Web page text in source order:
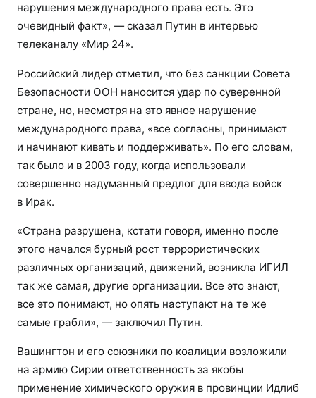
нарушения международного права есть. Это
очевидный факт», — сказал Путин в интервью
телеканалу «Мир 24».
Российский лидер отметил, что без санкции Совета
Безопасности ООН наносится удар по суверенной
стране, но, несмотря на это явное нарушение
международного права, «все согласны, принимают
и начинают кивать и поддерживать». По его словам,
так было и в 2003 году, когда использовали
совершенно надуманный предлог для ввода войск
в Ирак.
«Страна разрушена, кстати говоря, именно после
этого начался бурный рост террористических
различных организаций, движений, возникла ИГИЛ
так же самая, другие организации. Все это знают,
все это понимают, но опять наступают на те же
самые грабли», — заключил Путин.
Вашингтон и его союзники по коалиции возложили
на армию Сирии ответственность за якобы
применение химического оружия в провинции Идлиб